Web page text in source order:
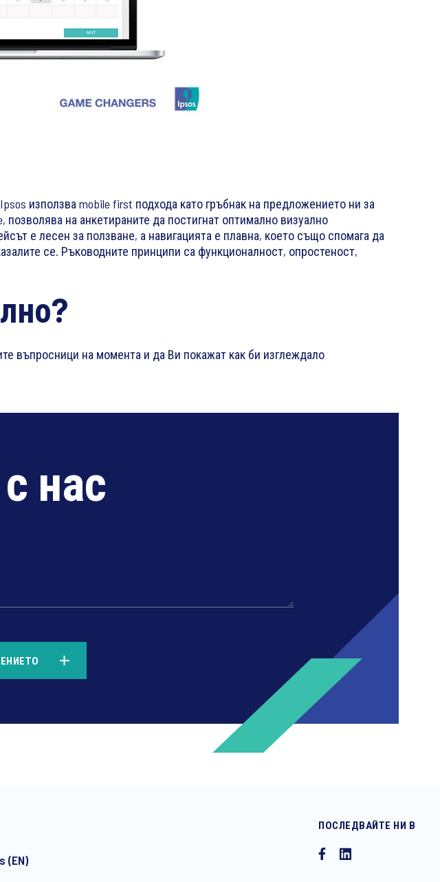
използва mobile first подхода като гръбнак на предложението ни за
на анкетираните да постигнат оптимално визуално
е лесен за ползване, а навигацията е плавна, което също спомага да
се. Ръководните принципи са функционалност, опростеност,
въпросници на момента и да Ви покажат как би изглеждало
нас
(EN)
ПОСЛЕДВАЙТЕ НИ В